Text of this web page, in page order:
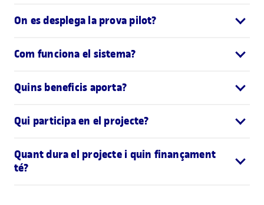
On es desplega la prova pilot?
Com funciona el sistema?
Quins beneficis aporta?
Qui participa en el projecte?
Quant dura el projecte i quin finançament
té?